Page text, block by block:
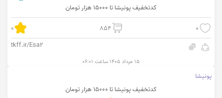
کدتخفیف پونیشا تا 15000 هزار تومان
0
854
0
tkff.ir/Esa2
۱۵ مرداد ۱۴۰۵ ساعت ۰۶:۰۱
پونیشا
کدتخفیف پونیشا تا 15000 هزار تومان